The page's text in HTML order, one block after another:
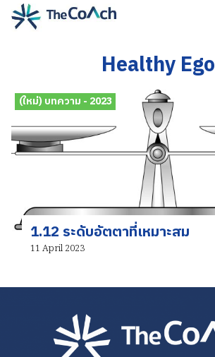
Skip
Healthy Ego
(ใหม่) บทความ - 2023
1.12 ระดับอัตตาที่เหมาะสม
11 April 2023